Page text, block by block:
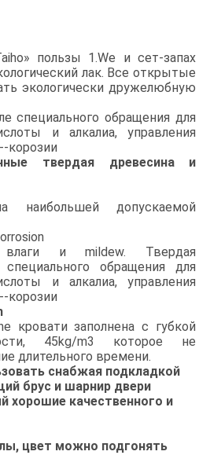
пользы 1.We и сет-запах
лак. Все открытые
экологически дружелюбную
специального обращения для
и алкалиа, управления
корозии
твердая древесина и
наибольшей допускаемой
влаги и mildew. Твердая
обращения для
и алкалиа, управления
корозии
кровати заполнена с губкой
45kg/m3 которое не
длительного времени.
снабжая подкладкой
брус и шарнир двери
хорошие качественного и
цвет можно подгонять